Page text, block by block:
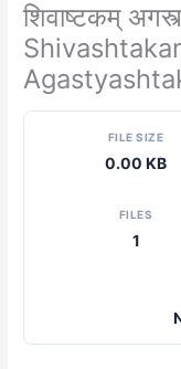
शिवाष्टकम्
FILE SIZE
0.00 KB
FILES
1